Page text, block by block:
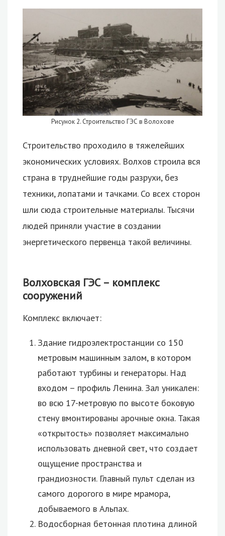
Рисунок 2. Строительство ГЭС в Волохове
Строительство проходило в тяжелейших
экономических условиях. Волхов строила вся
страна в труднейшие годы разрухи, без
техники, лопатами и тачками. Со всех сторон
шли сюда строительные материалы. Тысячи
людей приняли участие в создании
энергетического первенца такой величины.
Волховская ГЭС – комплекс
сооружений
Комплекс включает:
Здание гидроэлектростанции со 150
метровым машинным залом, в котором
работают турбины и генераторы. Над
входом – профиль Ленина. Зал уникален:
во всю 17-метровую по высоте боковую
стену вмонтированы арочные окна. Такая
«открытость» позволяет максимально
использовать дневной свет, что создает
ощущение пространства и
грандиозности. Главный пульт сделан из
самого дорогого в мире мрамора,
добываемого в Альпах.
Водосборная бетонная плотина длиной